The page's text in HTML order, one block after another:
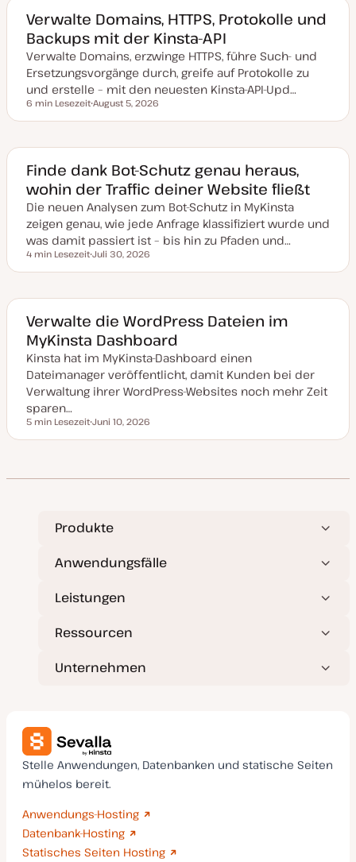
Verwalte Domains, HTTPS, Protokolle und
Backups mit der Kinsta-API
Verwalte Domains, erzwinge HTTPS, führe Such- und
Ersetzungsvorgänge durch, greife auf Protokolle zu
und erstelle – mit den neuesten Kinsta-API-Upd…
Lesezeit
6 min Lesezeit
a
a
k
t
u
a
i
s
i
e
August 5, 2026
Finde dank Bot-Schutz genau heraus,
wohin der Traffic deiner Website fließt
Die neuen Analysen zum Bot-Schutz in MyKinsta
zeigen genau, wie jede Anfrage klassifiziert wurde und
was damit passiert ist – bis hin zu Pfaden und…
Lesezeit
4 min Lesezeit
a
k
t
u
a
i
s
r
t
Juli 30, 2026
Verwalte die WordPress Dateien im
MyKinsta Dashboard
Kinsta hat im MyKinsta-Dashboard einen
Dateimanager veröffentlicht, damit Kunden bei der
Verwaltung ihrer WordPress-Websites noch mehr Zeit
sparen…
Lesezeit
5 min Lesezeit
a
a
a
l
i
t
Juni 10, 2026
Produkte
Anwendungsfälle
Leistungen
Ressourcen
Unternehmen
Stelle Anwendungen, Datenbanken und statische Seiten
mühelos bereit.
Anwendungs-Hosting
Datenbank-Hosting
Statisches Seiten Hosting